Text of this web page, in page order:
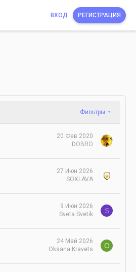
ВХОД РЕГИСТРАЦИЯ
Фильтры
20 Фев 2020
DOBRO
27 Июн 2026
SOXLAVA
9 Июн 2026
Sveta Svetik
S
24 Май 2026
Oksana Kravets
O